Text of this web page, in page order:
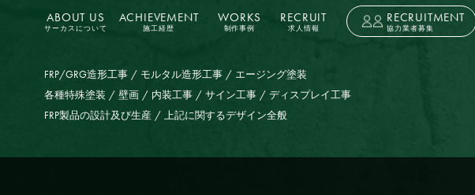
ABOUT US
サーカスについて
ACHIEVEMENT
施工経歴
WORKS
制作事例
RECRUIT
求人情報
RECRUITMENT
協力業者募集
FRP/GRG造形工事 モルタル造形工事
エージング塗装
各種特殊塗装
壁画 内装工事 サイン工事
ディスプレイ工事
FRP製品の設計及び生産
上記に関するデザイン全般